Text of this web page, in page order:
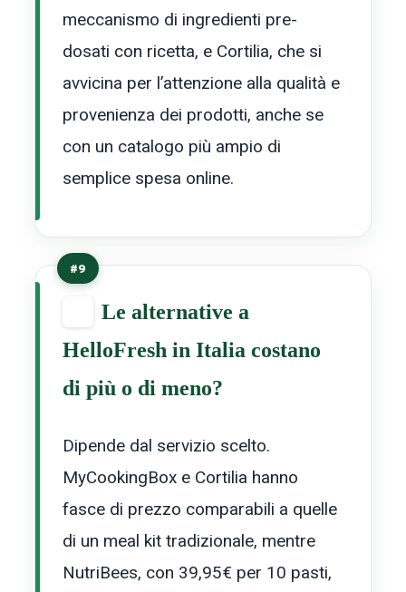
meccanismo di ingredienti pre-
dosati con ricetta, e Cortilia, che si
avvicina per l’attenzione alla qualità e
provenienza dei prodotti, anche se
con un catalogo più ampio di
semplice spesa online.
#9
Le alternative a
HelloFresh in Italia costano
di più o di meno?
Dipende dal servizio scelto.
MyCookingBox e Cortilia hanno
fasce di prezzo comparabili a quelle
di un meal kit tradizionale, mentre
NutriBees, con 39,95€ per 10 pasti,